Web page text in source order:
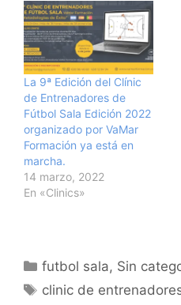
La 9ª Edición del Clínic
de Entrenadores de
Fútbol Sala Edición 2022
organizado por VaMar
Formación ya está en
marcha.
14 marzo, 2022
En «Clinics»
Categorías
futbol sala, Sin
Etiquetas
clinic de